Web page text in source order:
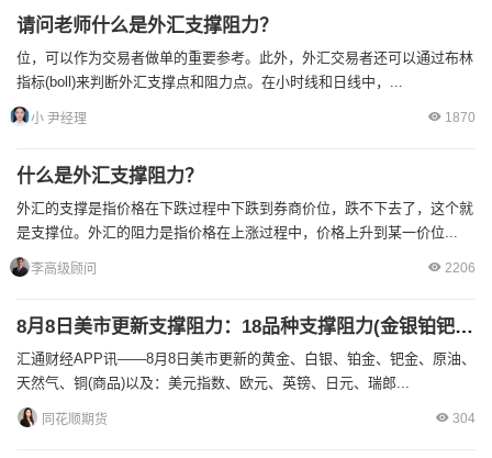
请问老师什么是外汇支撑阻力？
位，可以作为交易者做单的重要参考。此外，外汇交易者还可以通过布林
指标(boll)来判断外汇支撑点和阻力点。在小时线和日线中，...
小 尹经理 1870
什么是外汇支撑阻力？
外汇的支撑是指价格在下跌过程中下跌到券商价位，跌不下去了，这个就
是支撑位。外汇的阻力是指价格在上涨过程中，价格上升到某一价位...
李高级顾问 2206
8月8日美市更新支撑阻力：18品种支撑阻力(金银铂钯原油天然气铜及十大货币对)
汇通财经APP讯——8月8日美市更新的黄金、白银、铂金、钯金、原油、
天然气、铜(商品)以及：美元指数、欧元、英镑、日元、瑞郎...
同花顺期货 304